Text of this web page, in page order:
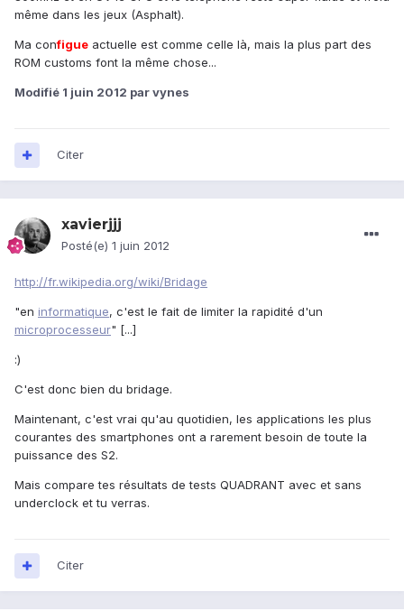
même dans les jeux (Asphalt).
Ma configue actuelle est comme celle là, mais la plus part des
ROM customs font la même chose...
Modifié 1 juin 2012 par vynes
Citer
xavierjjj
Posté(e) 1 juin 2012
http://fr.wikipedia.org/wiki/Bridage
"en informatique, c'est le fait de limiter la rapidité d'un
microprocesseur" [...]
:)
C'est donc bien du bridage.
Maintenant, c'est vrai qu'au quotidien, les applications les plus
courantes des smartphones ont a rarement besoin de toute la
puissance des S2.
Mais compare tes résultats de tests QUADRANT avec et sans
underclock et tu verras.
Citer